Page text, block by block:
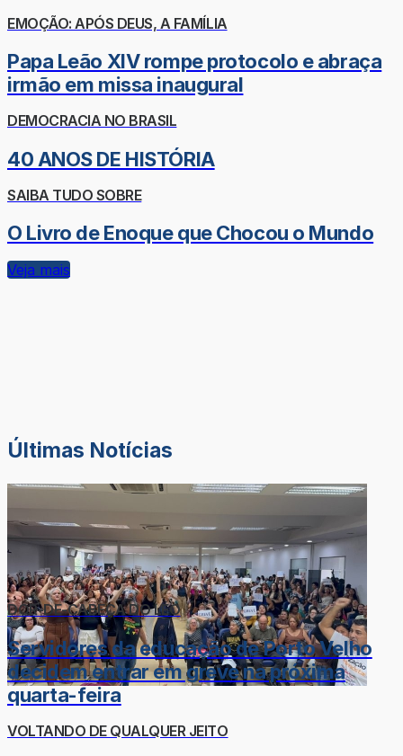
EMOÇÃO: APÓS DEUS, A FAMÍLIA
Papa Leão XIV rompe protocolo e abraça
irmão em missa inaugural
DEMOCRACIA NO BRASIL
40 ANOS DE HISTÓRIA
SAIBA TUDO SOBRE
O Livro de Enoque que Chocou o Mundo
Veja mais
Últimas Notícias
DOR-DE-CABEÇA DO LÉO
Servidores da educação de Porto Velho
decidem entrar em greve na próxima
quarta-feira
VOLTANDO DE QUALQUER JEITO